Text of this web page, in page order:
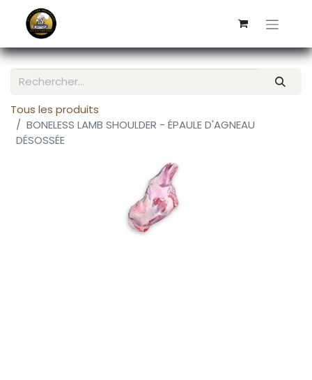
Tous les produits
BONELESS LAMB SHOULDER - ÉPAULE D'AGNEAU
DÉSOSSÉE